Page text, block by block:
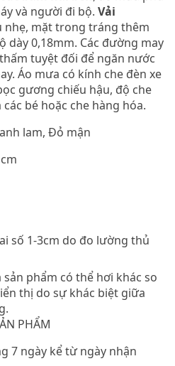
và người đi bộ. Vải
nhẹ, mặt trong tráng thêm
dày 0,18mm. Các đường may
tuyệt đối để ngăn nước
Áo mưa có kính che đèn xe
gương chiếu hậu, độ che
bé hoặc che hàng hóa.
lam, Đỏ mận
số 1-3cm do đo lường thủ
phẩm có thể hơi khác so
thị do sự khác biệt giữa
PHẨM
7 ngày kể từ ngày nhận